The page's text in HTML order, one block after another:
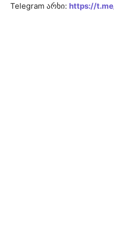
Telegram არხი: https://